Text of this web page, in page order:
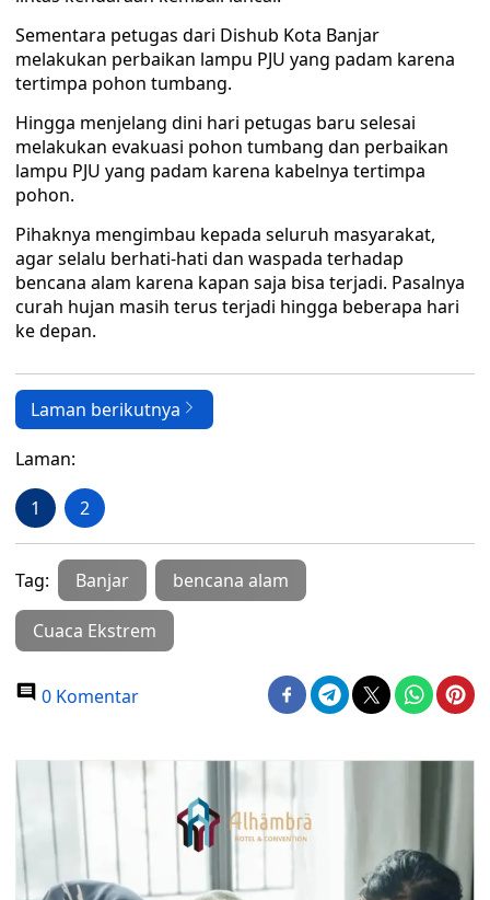
Sementara petugas dari Dishub Kota Banjar
melakukan perbaikan lampu PJU yang padam karena
tertimpa pohon tumbang.
Hingga menjelang dini hari petugas baru selesai
melakukan evakuasi pohon tumbang dan perbaikan
lampu PJU yang padam karena kabelnya tertimpa
pohon.
Pihaknya mengimbau kepada seluruh masyarakat,
agar selalu berhati-hati dan waspada terhadap
bencana alam karena kapan saja bisa terjadi. Pasalnya
curah hujan masih terus terjadi hingga beberapa hari
ke depan.
Laman berikutnya
Laman:
1 2
Tag: Banjar bencana alam
Cuaca Ekstrem
0 Komentar